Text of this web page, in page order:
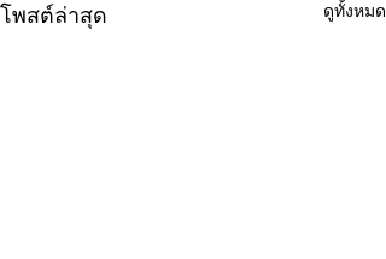
โพสต์ล่าสุด ดูทั้งหมด